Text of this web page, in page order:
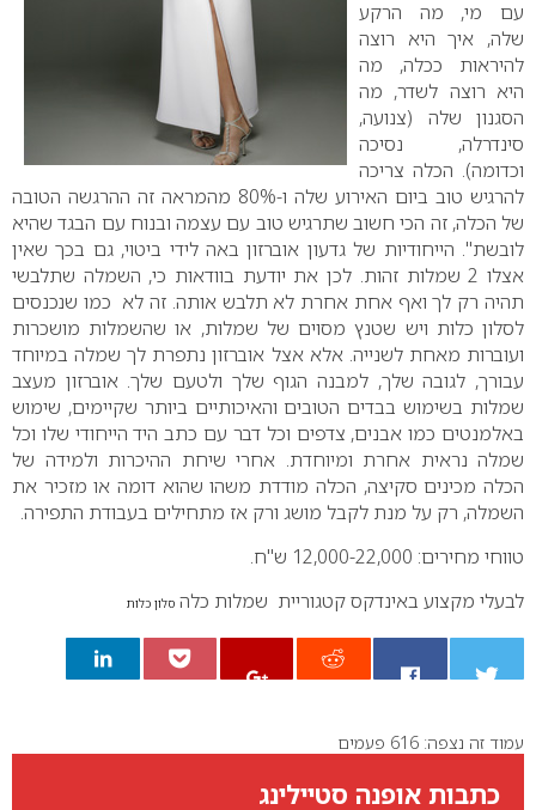
עם מי, מה הרקע
שלה, איך היא רוצה
להיראות ככלה, מה
היא רוצה לשדר, מה
הסגנון שלה (צנועה,
סינדרלה, נסיכה
וכדומה). הכלה צריכה
להרגיש טוב ביום האירוע שלה ו-80% מהמראה זה ההרגשה הטובה
של הכלה, זה הכי חשוב שתרגיש טוב עם עצמה ובנוח עם הבגד שהיא
לובשת". הייחודיות של גדעון אוברזון באה לידי ביטוי, גם בכך שאין
אצלו 2 שמלות זהות. לכן את יודעת בוודאות כי, השמלה שתלבשי
תהיה רק לך ואף אחת אחרת לא תלבש אותה. זה לא כמו שנכנסים
לסלון כלות ויש שטנץ מסוים של שמלות, או שהשמלות מושכרות
ועוברות מאחת לשנייה. אלא אצל אוברזון נתפרת לך שמלה במיוחד
עבורך, לגובה שלך, למבנה הגוף שלך ולטעם שלך.אוברזון מעצב
שמלות בשימוש בבדים הטובים והאיכותיים ביותר שקיימים, שימוש
באלמנטים כמו אבנים, צדפים וכל דבר עם כתב היד הייחודי שלו וכל
שמלה נראית אחרת ומיוחדת. אחרי שיחת ההיכרות ולמידה של
הכלה מכינים סקיצה, הכלה מודדת משהו שהוא דומה או מזכיר את
השמלה, רק על מנת לקבל מושג ורק אז מתחילים בעבודת התפירה.
טווחי מחירים: 12,000-22,000 ש"ח.
לבעלי מקצוע באינדקס קטגוריית שמלות כלה סלון כלות
0
עמוד זה נצפה: 616 פעמים
כתבות אופנה סטיילינג